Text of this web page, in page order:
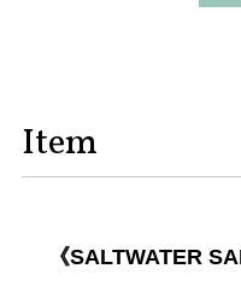
Item
《SALTWATER